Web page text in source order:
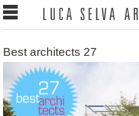
Best architects 27